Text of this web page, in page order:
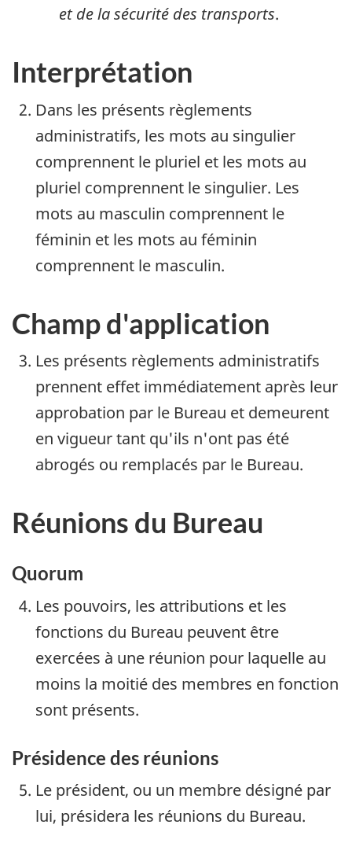
et de la sécurité des transports.
Interprétation
Dans les présents règlements
administratifs, les mots au singulier
comprennent le pluriel et les mots au
pluriel comprennent le singulier. Les
mots au masculin comprennent le
féminin et les mots au féminin
comprennent le masculin.
Champ d'application
Les présents règlements administratifs
prennent effet immédiatement après leur
approbation par le Bureau et demeurent
en vigueur tant qu'ils n'ont pas été
abrogés ou remplacés par le Bureau.
Réunions du Bureau
Quorum
Les pouvoirs, les attributions et les
fonctions du Bureau peuvent être
exercées à une réunion pour laquelle au
moins la moitié des membres en fonction
sont présents.
Présidence des réunions
Le président, ou un membre désigné par
lui, présidera les réunions du Bureau.